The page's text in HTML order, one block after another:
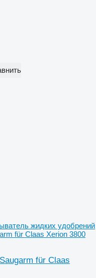
жидких удобрений
für Claas Xerion 3800
für Claas